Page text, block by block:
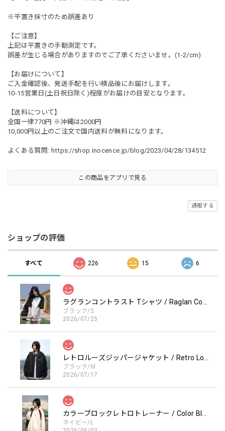
※平置き採寸のため誤差あり
【ご注意】
上記は平置きの手動測定です。
誤差が生じる場合がありますのでご了承くださいませ。(1-2/cm)
【お届けについて】
ご入金確認後、発送手配を行い検品後にお届けします。
10-15営業日(土日祝日除く)程度がお届けの目安となります。
【送料について】
全国一律770円 ※沖縄は2000円
10,000円以上のご注文で国内送料が無料になります。
よくある質問: https://shop.inocence.jp/blog/2023/04/28/134512
この商品をアプリで見る
通報する
ショップの評価
すべて 226 15 6
ブラック/S
2026/07/25
ブラック/M
2026/07/17
ネイビー/L